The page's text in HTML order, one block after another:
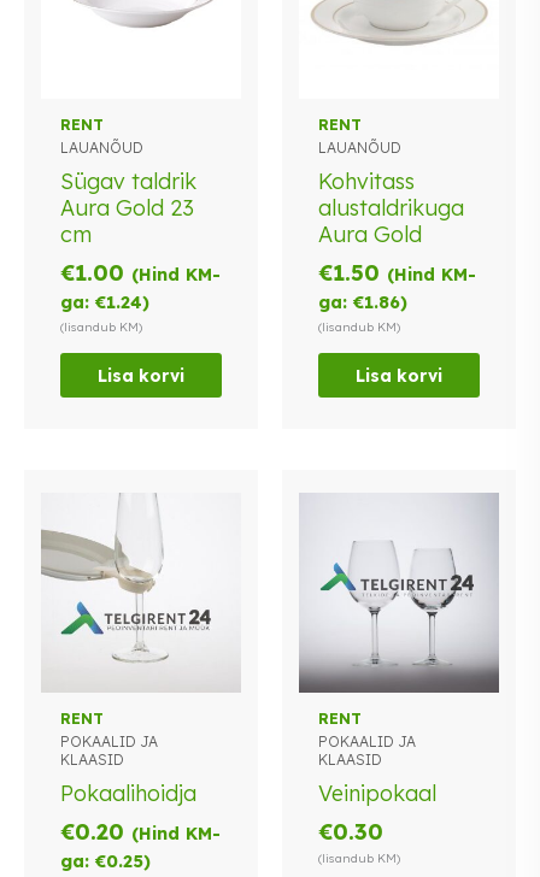
RENT
LAUANÕUD
Sügav taldrik
Aura Gold 23
cm
€1.00 (Hind KM-
ga:€1.24)
(lisandub KM)
Lisa korvi
RENT
LAUANÕUD
Kohvitass
alustaldrikuga
Aura Gold
€1.50 (Hind KM-
ga:€1.86)
(lisandub KM)
Lisa korvi
RENT
POKAALID JA
KLAASID
Pokaalihoidja
€0.20 (Hind KM-
ga:€0.25)
RENT
POKAALID JA
KLAASID
Veinipokaal
€0.30
(lisandub KM)
Sellel
tootel
on
mitu
varianti.
Valikuid